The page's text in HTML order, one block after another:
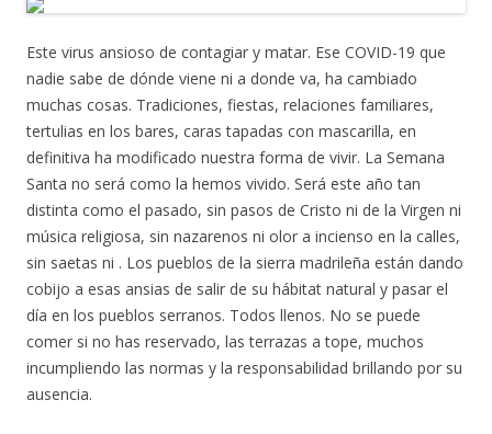
Este virus ansioso de contagiar y matar. Ese COVID-19 que
nadie sabe de dónde viene ni a donde va, ha cambiado
muchas cosas. Tradiciones, fiestas, relaciones familiares,
tertulias en los bares, caras tapadas con mascarilla, en
definitiva ha modificado nuestra forma de vivir. La Semana
Santa no será como la hemos vivido. Será este año tan
distinta como el pasado, sin pasos de Cristo ni de la Virgen ni
música religiosa, sin nazarenos ni olor a incienso en la calles,
sin saetas ni . Los pueblos de la sierra madrileña están dando
cobijo a esas ansias de salir de su hábitat natural y pasar el
día en los pueblos serranos. Todos llenos. No se puede
comer si no has reservado, las terrazas a tope, muchos
incumpliendo las normas y la responsabilidad brillando por su
ausencia.